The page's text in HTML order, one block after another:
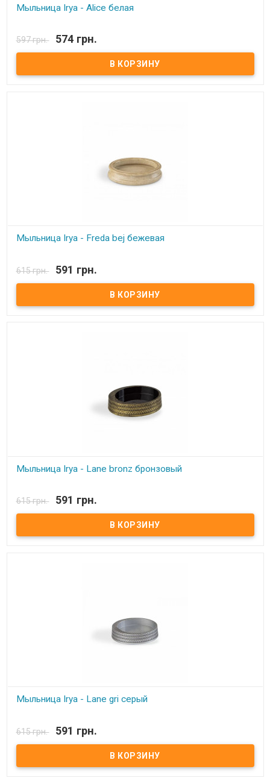
Мыльница Irya - Alice белая
полирезин (устойчив к падению) Упаковка: картонная коробка с
пенопластом. Производитель: Irya, Турция
597 грн. 574 грн.
Мыльница Irya - Freda bej бежевая
Мыльница Irya - Freda bej бежевая Состав: полирезин (устойчив к
падению) Упаковка: картонная коробка с пенопластом.
Производитель: Irya, Турция
615 грн. 591 грн.
Мыльница Irya - Lane bronz бронзовый
(устойчив к падению) Упаковка: картонная коробка с
пенопластом. Производитель: Irya, Турция
615 грн. 591 грн.
Мыльница Irya - Lane gri серый
Мыльница Irya - Lane gri серый Состав: полирезин (устойчив к
падению) Упаковка: картонная коробка с пенопластом.
Производитель: Irya, Турция
615 грн. 591 грн.